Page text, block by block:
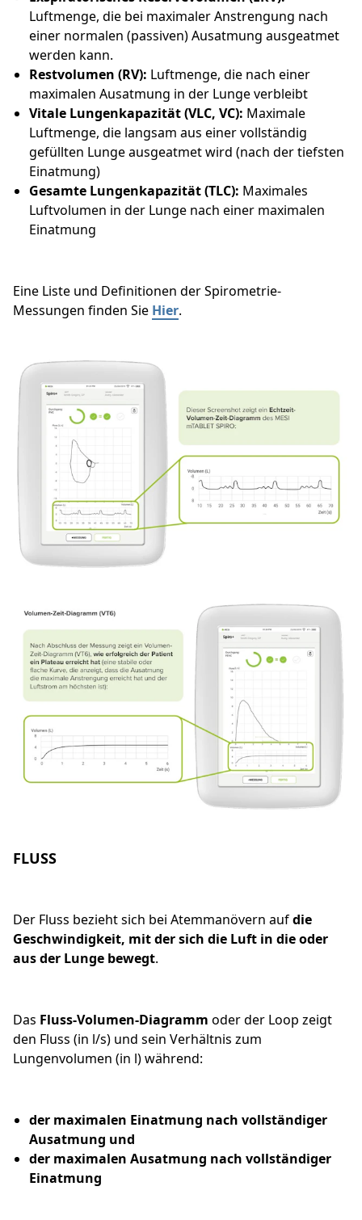
Luftmenge, die bei maximaler Anstrengung nach
einer normalen (passiven) Ausatmung ausgeatmet
werden kann.
Restvolumen (RV): Luftmenge, die nach einer
maximalen Ausatmung in der Lunge verbleibt
Vitale Lungenkapazität (VLC, VC): Maximale
Luftmenge, die langsam aus einer vollständig
gefüllten Lunge ausgeatmet wird (nach der tiefsten
Einatmung)
Gesamte Lungenkapazität (TLC): Maximales
Luftvolumen in der Lunge nach einer maximalen
Einatmung
Eine Liste und Definitionen der Spirometrie-
Messungen finden Sie Hier.
FLUSS
Der Fluss bezieht sich bei Atemmanövern aufdie
Geschwindigkeit, mit der sich die Luft in die oder
aus der Lunge bewegt.
Das Fluss-Volumen-Diagramm oder der Loop zeigt
den Fluss (in l/s) und sein Verhältnis zum
Lungenvolumen (in l) während:
der maximalen Einatmung nach vollständiger
Ausatmung und
der maximalen Ausatmung nach vollständiger
Einatmung